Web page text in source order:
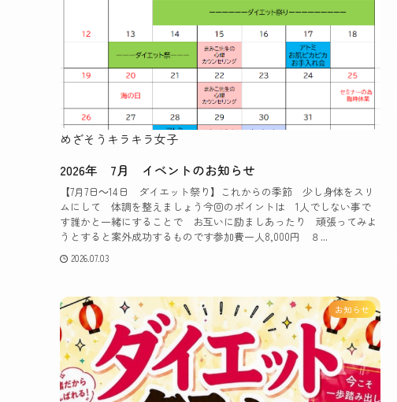
めざそうキラキラ女子
2026年 7月 イベントのお知らせ
【7月7日～14日 ダイエット祭り】これからの季節 少し身体をスリ
ムにして 体調を整えましょう今回のポイントは 1人でしない事で
す誰かと一緒にすることで お互いに励ましあったり 頑張ってみよ
うとすると案外成功するものです参加費一人8,000円 ８...
2026.07.03
お知らせ